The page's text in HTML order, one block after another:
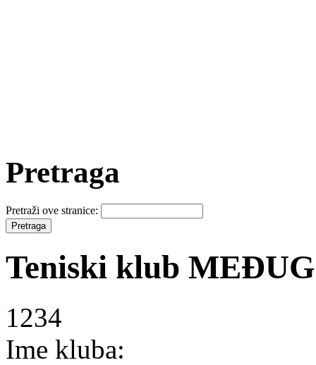
Pretraga
Pretraži ove stranice:
Teniski klub
1234
Ime kluba: